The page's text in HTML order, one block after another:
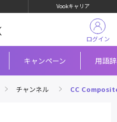
Vookキャリア
キャンペーン 用語
ログイン
チャンネル CC